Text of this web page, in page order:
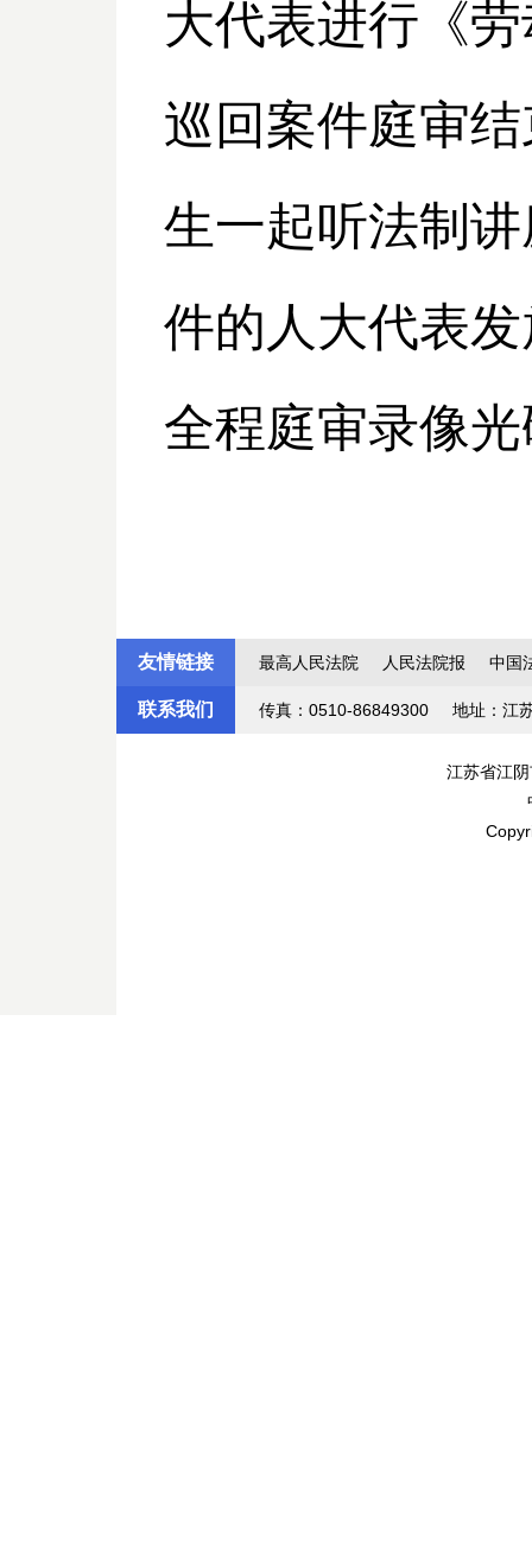
大代表进行《
巡回案件庭审
生一起听法制
件的人大代表
全程庭审录像
友情链接 最高人民法院 人民法院报 中国
联系我们 传真：0510-86849300 地址：江
江苏省江